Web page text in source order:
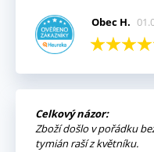
Obec H.
Celkový názor:
Zboží došlo v pořádku
tymián raší z květníku.